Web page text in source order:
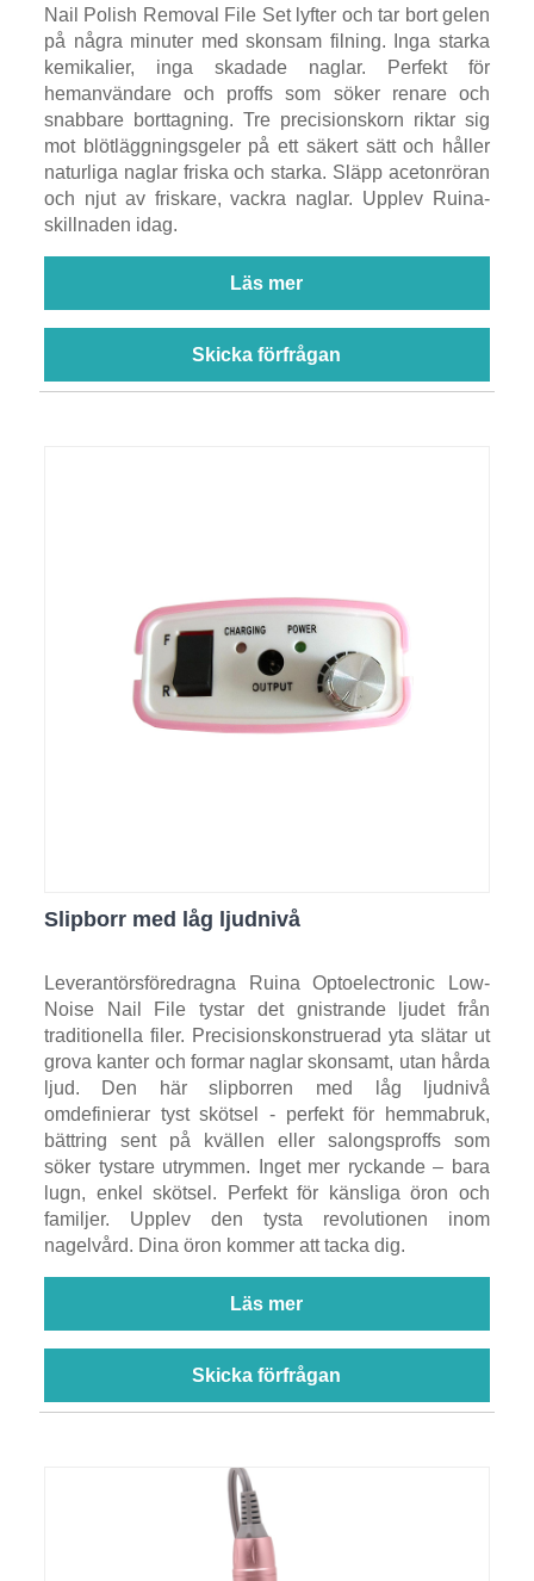
Nail Polish Removal File Set lyfter och tar bort gelen
på några minuter med skonsam filning. Inga starka
kemikalier, inga skadade naglar. Perfekt för
hemanvändare och proffs som söker renare och
snabbare borttagning. Tre precisionskorn riktar sig
mot blötläggningsgeler på ett säkert sätt och håller
naturliga naglar friska och starka. Släpp acetonröran
och njut av friskare, vackra naglar. Upplev Ruina-
skillnaden idag.
Läs mer
Skicka förfrågan
Slipborr med låg ljudnivå
Leverantörsföredragna Ruina Optoelectronic Low-
Noise Nail File tystar det gnistrande ljudet från
traditionella filer. Precisionskonstruerad yta slätar ut
grova kanter och formar naglar skonsamt, utan hårda
ljud. Den här slipborren med låg ljudnivå
omdefinierar tyst skötsel - perfekt för hemmabruk,
bättring sent på kvällen eller salongsproffs som
söker tystare utrymmen. Inget mer ryckande – bara
lugn, enkel skötsel. Perfekt för känsliga öron och
familjer. Upplev den tysta revolutionen inom
nagelvård. Dina öron kommer att tacka dig.
Läs mer
Skicka förfrågan